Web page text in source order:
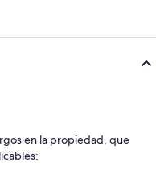
en la propiedad, que